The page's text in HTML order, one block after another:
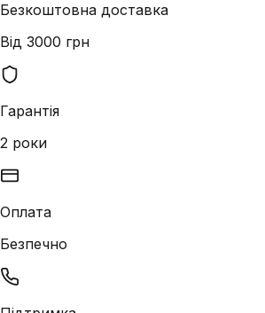
Безкоштовна доставка
Від 3000 грн
Гарантія
2 роки
Оплата
Безпечно